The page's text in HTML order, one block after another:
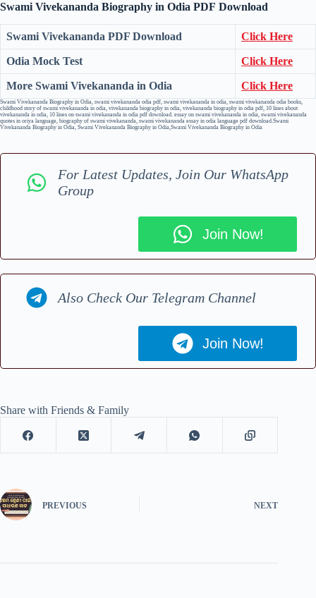
Swami Vivekananda Biography in Odia PDF Download
Swami Vivekananda PDF Download Click Here
Odia Mock Test Click Here
More Swami Vivekananda in Odia Click Here
Swami Vivekananda Biography in Odia, swami vivekananda odia pdf, swami vivekananda in odia, swami vivekananda odia books,
childhood story of swami vivekananda in odia, vivekananda biography in odia, vivekananda biography in odia pdf, 10 lines about
vivekananda in odia, 10 lines on swami vivekananda in odia pdf download. essay on swami vivekananda in odia, swami vivekananda
quotes in oriya language, biography of swami vivekananda, swami vivekananda essay in odia language pdf download.Swami
Vivekananda Biography in Odia, Swami Vivekananda Biography in Odia,Swami Vivekananda Biography in Odia
For Latest Updates, Join Our WhatsApp
Group
Join Now!
Also Check Our Telegram Channel
Join Now!
Share with Friends & Family
PREVIOUS NEXT